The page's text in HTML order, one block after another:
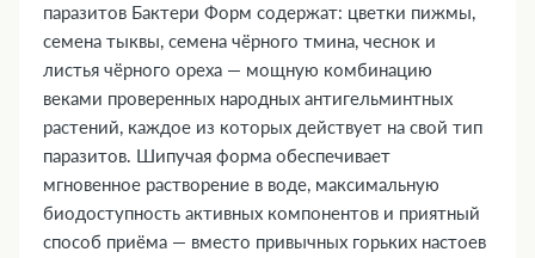
6. Противопоказания
7. Состав
8. Инструкция по применению и дозы
9. Возможные побочные эффекты
10. Преимущества
11. Передозировка
12. Особые указания
13. Применение при беременности и
паразитов Бактери Форм содержат: цветки пижмы,
семена тыквы, семена чёрного тмина, чеснок и
листья чёрного ореха — мощную комбинацию
веками проверенных народных антигельминтных
растений, каждое из которых действует на свой тип
паразитов. Шипучая форма обеспечивает
мгновенное растворение в воде, максимальную
биодоступность активных компонентов и приятный
способ приёма — вместо привычных горьких настоев